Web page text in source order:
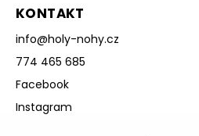
KONTAKT
info@holy-nohy.cz
774 465 685
Facebook
Instagram